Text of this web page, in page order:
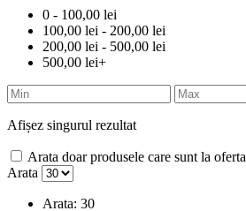
0 - 100,00 lei
100,00 lei - 200,00 lei
200,00 lei - 500,00 lei
500,00 lei+
Afișez singurul rezultat
Arata doar produsele care sunt la oferta
Arata
Arata: 30